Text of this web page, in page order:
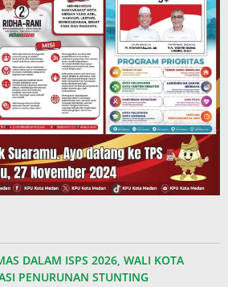
DALAM ISPS 2026, WALI KOTA
PENURUNAN STUNTING